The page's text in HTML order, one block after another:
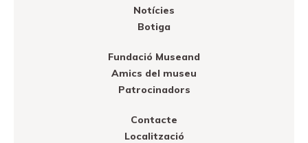
Notícies
Botiga
Fundació Museand
Amics del museu
Patrocinadors
Contacte
Localització